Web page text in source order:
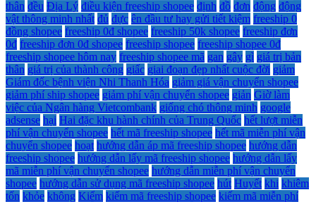
thân đều Địa Lý điều kiện freeship shopee định đồ đơn động động
vật thông minh nhất đủ đực ên đầu tư hay gửi tiết kiệm freeship 0
đồng shopee freeship 0đ shopee freeship 50k shopee freeship đơn
0đ freeship đơn 0đ shopee freeship shopee freeship shopee 0đ
freeship shopee hôm nay freeship shopee mã gan gây gì giá trị bản
thân giá trị của thành công giấc giai đoạn đẹp nhất cuộc đời giảm
Giám đốc bệnh viện Nhi Thanh Hóa giảm giá vận chuyển shopee
giảm phí ship shopee giảm phí vận chuyển shopee giản Giờ làm
việc của Ngân hàng Vietcombank giống chó thông minh google
adsense hại Hai đặc khu hành chính của Trung Quốc hết lượt miễn
phí vận chuyển shopee hết mã freeship shopee hết mã miễn phí vận
chuyển shopee hoạt hướng dẫn áp mã freeship shopee hướng dẫn
freeship shopee hướng dẫn lấy mã freeship shopee hướng dẫn lấy
mã miễn phí vận chuyển shopee hướng dẫn miễn phí vận chuyển
shopee hướng dẫn sử dụng mã freeship shopee hút Huyết khi khiêm
tốn khỏe không Kiểm kiếm mã freeship shopee kiếm mã miễn phí